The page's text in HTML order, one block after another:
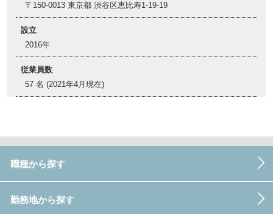
〒150-0013 東京都 渋谷区恵比寿1-19-19
設立
2016年
従業員数
57 名 (2021年4月現在)
職種から探す
勤務地から探す